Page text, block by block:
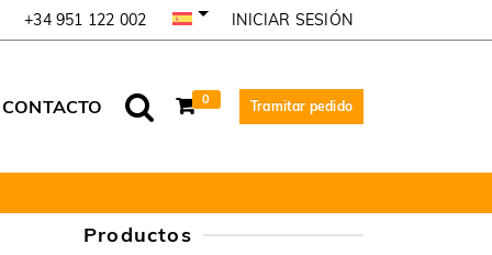
+34 951 122 002 INICIAR SESIÓN
CONTACTO 0 Tramitar pedido
Productos